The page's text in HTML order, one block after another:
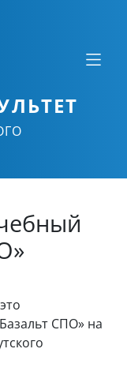
СПО» на